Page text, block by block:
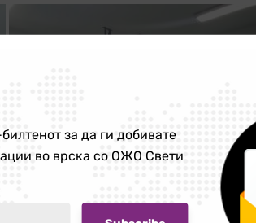
за да ги добивате
во врска со ОЖО Свети